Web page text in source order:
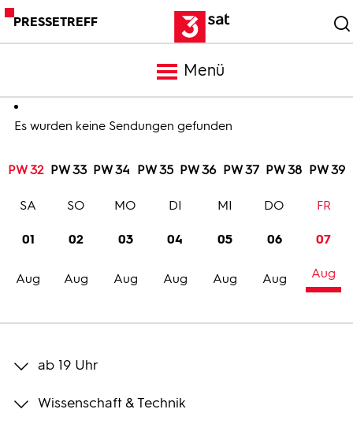
PRESSETREFF
Menü
Meldungen
Programm
Trailer
Bilder
Es wurden keine Sendungen gefunden
PW 32 PW 33 PW 34 PW 35 PW 36 PW 37 PW 38 PW 39
01
Aug
SA
02
Aug
SO
03
Aug
MO
04
Aug
DI
05
Aug
MI
06
Aug
DO
07
Aug
FR
ab 19 Uhr
Wissenschaft & Technik